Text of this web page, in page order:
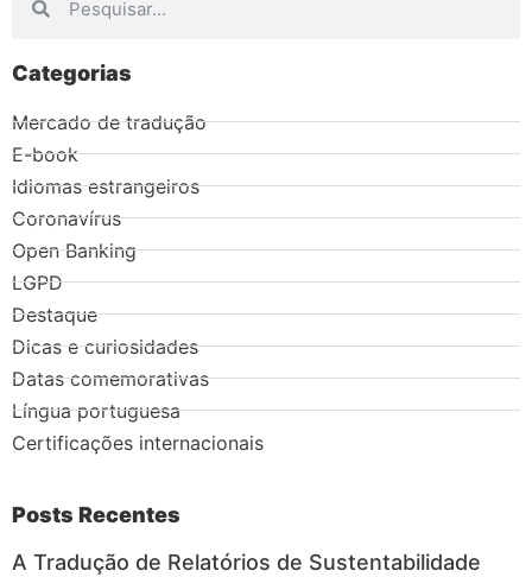
Categorias
Mercado de tradução
E-book
Idiomas estrangeiros
Coronavírus
Open Banking
LGPD
Destaque
Dicas e curiosidades
Datas comemorativas
Língua portuguesa
Certificações internacionais
Posts Recentes
A Tradução de Relatórios de Sustentabilidade